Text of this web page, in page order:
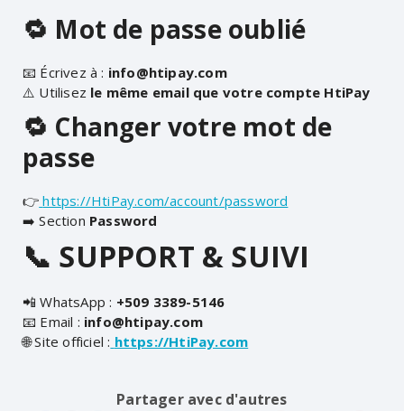
🔁 Mot de passe oublié
📧 Écrivez à : info@htipay.com
⚠️ Utilisez le même email que votre compte HtiPay
🔁 Changer votre mot de
passe
👉 https://HtiPay.com/account/password
➡️ Section Password
📞 SUPPORT & SUIVI
📲 WhatsApp : +509 3389-5146
📧 Email : info@htipay.com
🌐 Site officiel : https://HtiPay.com
Partager avec d'autres